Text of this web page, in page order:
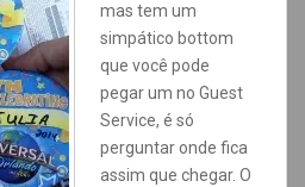
mas tem um
simpático bottom
que você pode
pegar um no Guest
Service, é só
perguntar onde fica
assim que chegar. O